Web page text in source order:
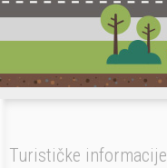
Turističke informacije